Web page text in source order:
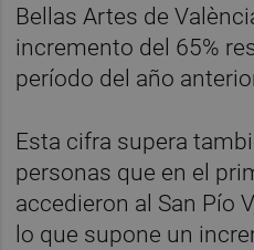
Bellas Artes de
incremento del 65%
período del año
Esta cifra supera
personas que en el
accedieron al San Pío
lo que supone un